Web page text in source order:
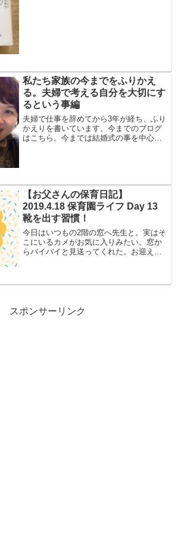
私たち家族の今までをふりかえ
る。夫婦で考える自分を大切にす
るという事編
夫婦で仕事を辞めてから3年が経ち、ふり
かえりを書いています。今までのブログ
はこちら。今までは結婚式の事を中心に
【お父さんの保育日記】
2019.4.18 保育園ライフ Day 13
靴を出す習慣！
今日はいつもの2階の窓へ先生と。実はそ
こにいるカメがお気に入りみたい。窓か
らバイバイと見送ってくれた。お迎えに
スポンサーリンク